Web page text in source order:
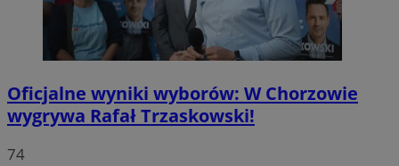
Oficjalne wyniki wyborów: W Chorzowie
wygrywa Rafał Trzaskowski!
74